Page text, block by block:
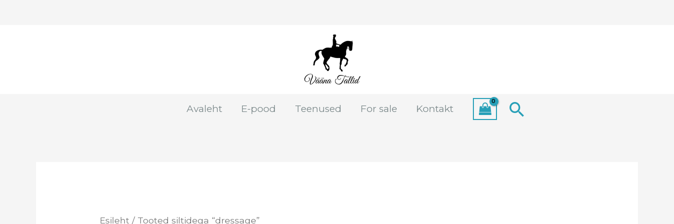
Avaleht E-pood Teenused For sale Kontakt Search
Esileht / Tooted siltidega “dressage”